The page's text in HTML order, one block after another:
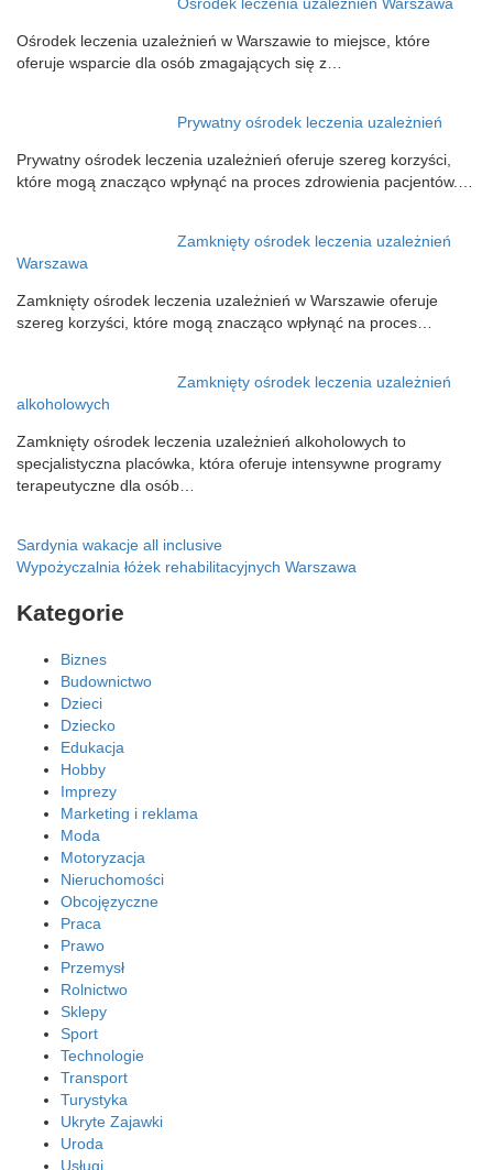
Ośrodek leczenia uzależnień w Warszawie to miejsce, które
oferuje wsparcie dla osób zmagających się z…
Prywatny ośrodek leczenia uzależnień
Prywatny ośrodek leczenia uzależnień oferuje szereg korzyści,
które mogą znacząco wpłynąć na proces zdrowienia pacjentów.…
Zamknięty ośrodek leczenia uzależnień
Warszawa
Zamknięty ośrodek leczenia uzależnień w Warszawie oferuje
szereg korzyści, które mogą znacząco wpłynąć na proces…
Zamknięty ośrodek leczenia uzależnień
alkoholowych
Zamknięty ośrodek leczenia uzależnień alkoholowych to
specjalistyczna placówka, która oferuje intensywne programy
terapeutyczne dla osób…
Nawigacja
wpisu
Sardynia wakacje all inclusive
Wypożyczalnia łóżek rehabilitacyjnych Warszawa
Kategorie
Biznes
Budownictwo
Dzieci
Dziecko
Edukacja
Hobby
Imprezy
Marketing i reklama
Moda
Motoryzacja
Nieruchomości
Obcojęzyczne
Praca
Prawo
Przemysł
Rolnictwo
Sklepy
Sport
Technologie
Transport
Turystyka
Ukryte Zajawki
Uroda
Usługi